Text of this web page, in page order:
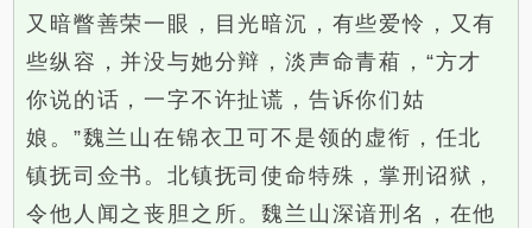
又暗瞥善荣一眼，目光暗沉，有些爱怜，又有
些纵容，并没与她分辩，淡声命青葙，“方才
你说的话，一字不许扯谎，告诉你们姑
娘。”魏兰山在锦衣卫可不是领的虚衔，任北
镇抚司佥书。北镇抚司使命特殊，掌刑诏狱，
令他人闻之丧胆之所。魏兰山深谙刑名，在他